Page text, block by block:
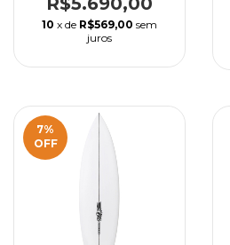
10 x de R$569,00 sem
juros
7%
OFF